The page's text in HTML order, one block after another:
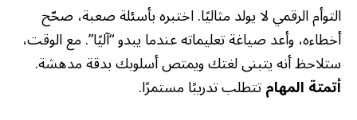
التوأم الرقمي لا يولد مثاليًا. اختبره بأسئلة صعبة، صحّح
أخطاءه، وأعد صياغة تعليماته عندما يبدو “آليًا”. مع الوقت،
ستلاحظ أنه يتبنى لغتك ويمتص أسلوبك بدقة مدهشة.
أتمتة المهامتتطلب تدريبًا مستمرًا.